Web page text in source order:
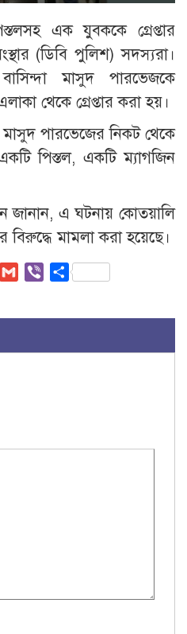
এক যুবককে গ্রেপ্তার
(ডিবি পুলিশ) সদস্যরা।
মাসুদ পারভেজকে
থেকে গ্রেপ্তার করা হয়।
মাসুদ পারভেজের নিকট থেকে
পিস্তল, একটি ম্যাগজিন
জানান, এ ঘটনায় কোতয়ালি
বিরুদ্ধে মামলা করা হয়েছে।
Copy
Gmail ViberShare